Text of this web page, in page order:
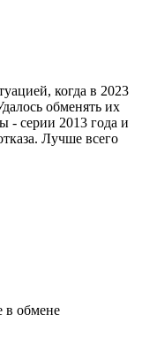
когда в 2023
обменять их
- серии 2013 года и
Лучше всего
в обмене